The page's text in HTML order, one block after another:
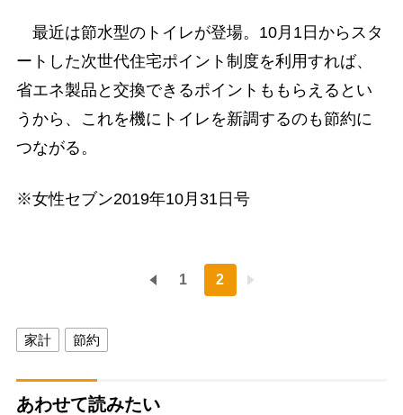
最近は節水型のトイレが登場。10月1日からスタ
ートした次世代住宅ポイント制度を利用すれば、
省エネ製品と交換できるポイントももらえるとい
うから、これを機にトイレを新調するのも節約に
つながる。
※女性セブン2019年10月31日号
1 2
家計 節約
あわせて読みたい